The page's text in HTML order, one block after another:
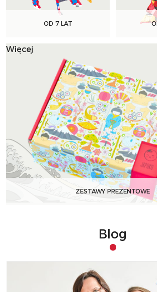
OD 7 LAT
ZESTAWY PREZENTOWE
Więcej
Blog